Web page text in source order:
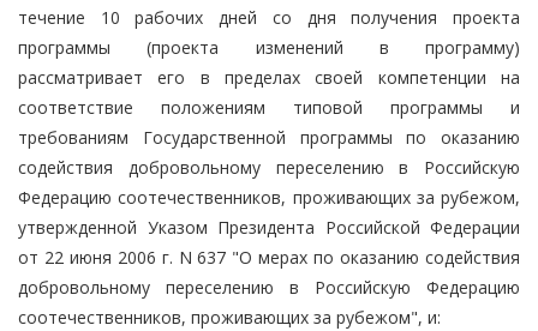
течение 10 рабочих дней со дня получения проекта
программы (проекта изменений в программу)
рассматривает его в пределах своей компетенции на
соответствие положениям типовой программы и
требованиям Государственной программы по оказанию
содействия добровольному переселению в Российскую
Федерацию соотечественников, проживающих за рубежом,
утвержденной Указом Президента Российской Федерации
от 22 июня 2006 г. N 637 "О мерах по оказанию содействия
добровольному переселению в Российскую Федерацию
соотечественников, проживающих за рубежом", и: